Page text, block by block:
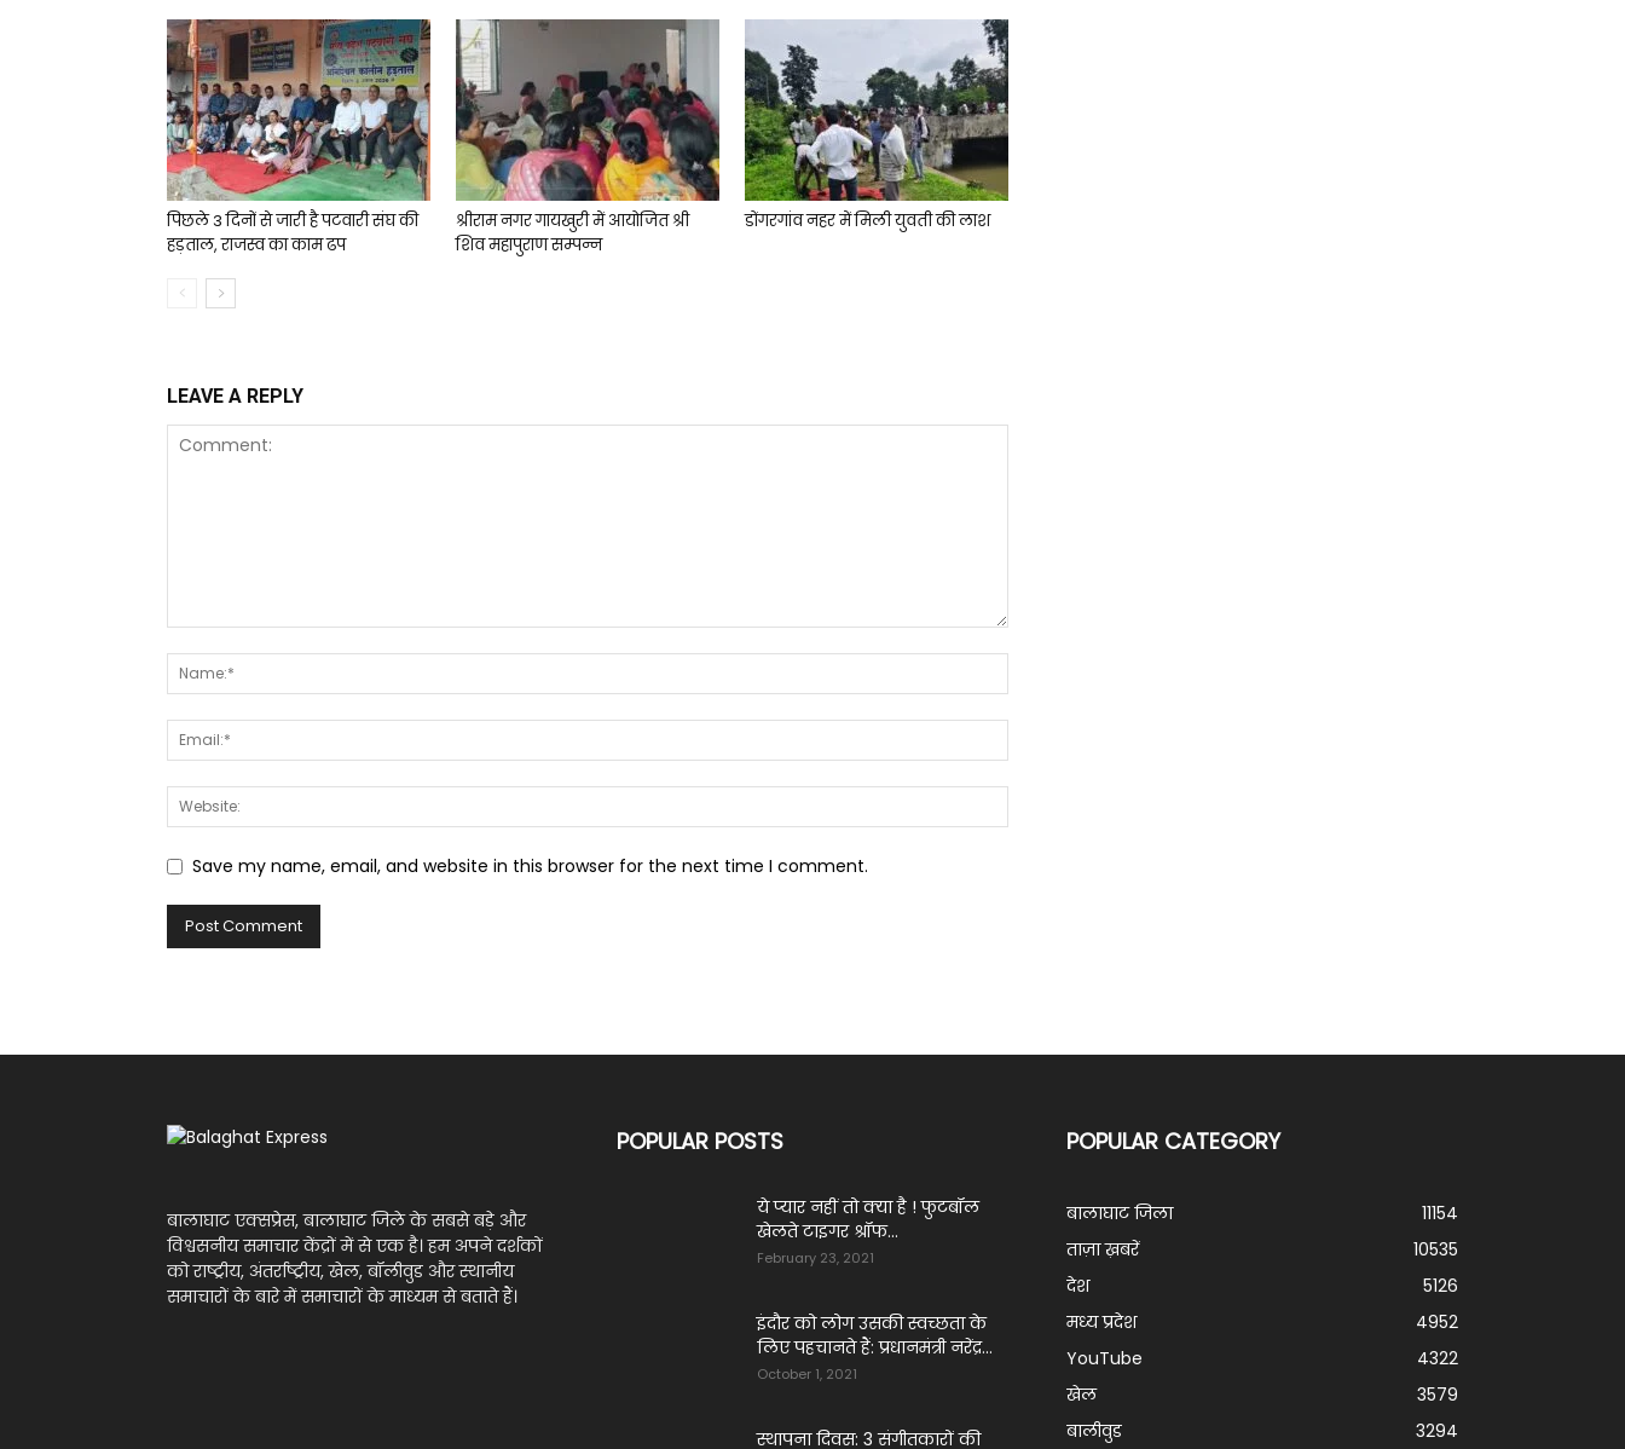
पिछले 3 दिनों से जारी है पटवारी संघ की
हड़ताल, राजस्व का काम ढप
श्रीराम नगर गायखुरी में आयोजित श्री
शिव महापुराण सम्पन्न
डोंगरगांव नहर में मिली युवती की लाश
LEAVE A REPLY
Save my name, email, and website in this browser for the next time I comment.
बालाघाट एक्सप्रेस, बालाघाट जिले के सबसे बड़े और
विश्वसनीय समाचार केंद्रों में से एक है। हम अपने दर्शकों
को राष्ट्रीय, अंतर्राष्ट्रीय, खेल, बॉलीवुड और स्थानीय
समाचारों के बारे में समाचारों के माध्यम से बताते हैं।
POPULAR POSTS
ये प्‍यार नहीं तो क्‍या है ! फुटबॉल
खेलते टाइगर श्रॉफ...
February 23, 2021
इंदौर को लोग उसकी स्वच्छता के
लिए पहचानते हैं: प्रधानमंत्री नरेंद्र...
October 1, 2021
स्थापना दिवस: 3 संगीतकारों की
POPULAR CATEGORY
बालाघाट जिला
11154
ताज़ा ख़बरें
10535
देश
5126
मध्य प्रदेश
4952
YouTube
4322
खेल
3579
बालीवुड
3294